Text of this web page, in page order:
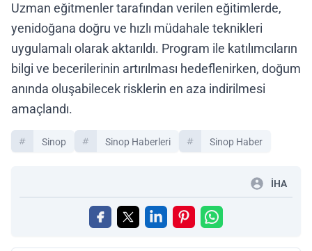
Uzman eğitmenler tarafından verilen eğitimlerde,
yenidoğana doğru ve hızlı müdahale teknikleri
uygulamalı olarak aktarıldı. Program ile katılımcıların
bilgi ve becerilerinin artırılması hedeflenirken, doğum
anında oluşabilecek risklerin en aza indirilmesi
amaçlandı.
Sinop Sinop Haberleri Sinop Haber
İHA